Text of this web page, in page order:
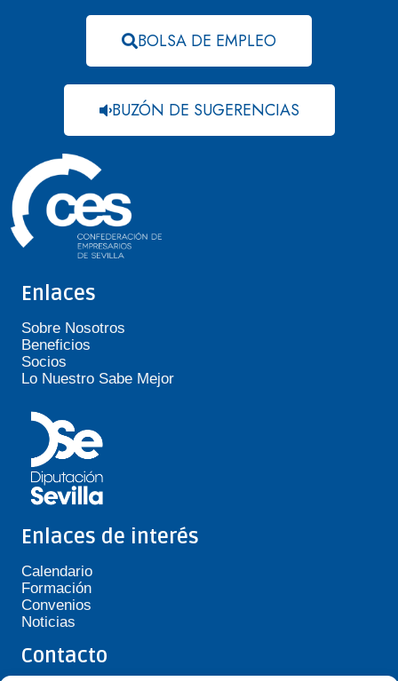
BOLSA DE EMPLEO
BUZÓN DE SUGERENCIAS
Enlaces
Sobre Nosotros
Beneficios
Socios
Lo Nuestro Sabe Mejor
Enlaces de interés
Calendario
Formación
Convenios
Noticias
Contacto